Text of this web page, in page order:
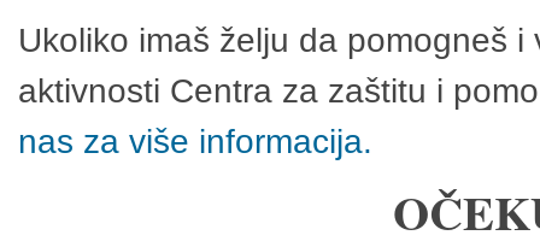
Ukoliko imaš želju da pomogneš
aktivnosti Centra za zaštitu i
nas za više informacija.